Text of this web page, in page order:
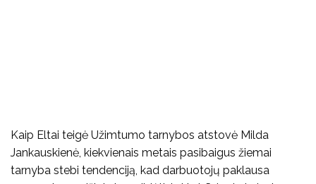
Kaip Eltai teigė Užimtumo tarnybos atstovė Milda
Jankauskienė, kiekvienais metais pasibaigus žiemai
tarnyba stebi tendenciją, kad darbuotojų paklausa